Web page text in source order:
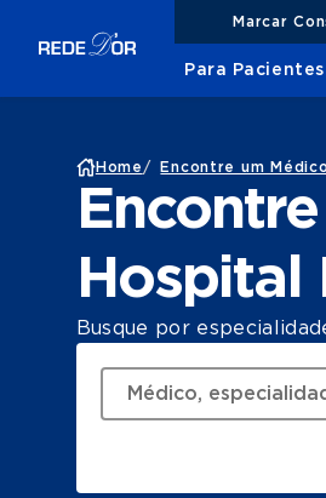
Marcar
Para Pacientes
Home / Encontre um Médico
Hospital
Busque por